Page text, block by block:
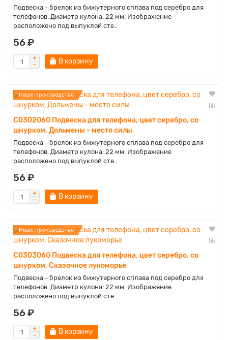
Подвеска - брелок из бижутерного сплава под серебро для
телефонов. Диаметр кулона: 22 мм. Изображение
расположено под выпуклой сте..
56 ₽
В корзину
Наше производство
C0302060 Подвеска для телефона, цвет серебро, со
шнурком, Дольмены - место силы
Подвеска - брелок из бижутерного сплава под серебро для
телефонов. Диаметр кулона: 22 мм. Изображение
расположено под выпуклой сте..
56 ₽
В корзину
Наше производство
C0303060 Подвеска для телефона, цвет серебро, со
шнурком, Сказочное лукоморье
Подвеска - брелок из бижутерного сплава под серебро для
телефонов. Диаметр кулона: 22 мм. Изображение
расположено под выпуклой сте..
56 ₽
В корзину